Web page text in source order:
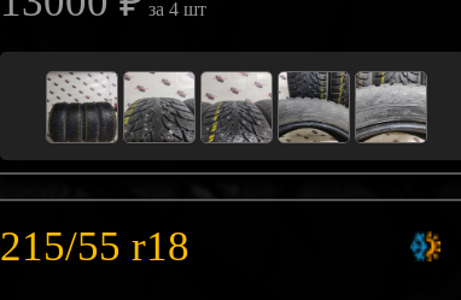
за 4 шт
215/55 r18